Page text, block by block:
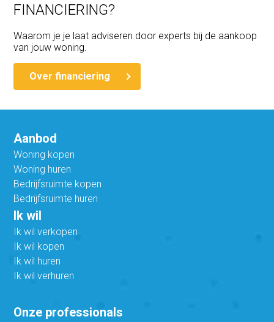
FINANCIERING?
Waarom je je laat adviseren door experts bij de aankoop
van jouw woning.
Over financiering
Aanbod
Woning kopen
Woning huren
Bedrijfsruimte kopen
Bedrijfsruimte huren
Ik wil
Ik wil verkopen
Ik wil kopen
Ik wil huren
Ik wil verhuren
Onze professionals